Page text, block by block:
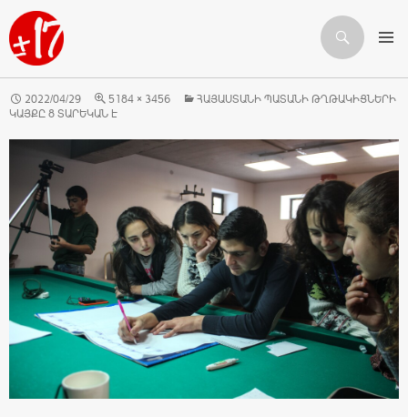
Որոնում
ԱՆՑՆԵԼ ԲՈՎԱՆԴԱԿՈՒԹՅԱՆԸ
2022/04/29 5184 × 3456
ՀԱՅԱՍՏԱՆԻ ՊԱՏԱՆԻ ԹՂԹԱԿԻՑՆԵՐԻ
ԿԱՅՔԸ 8 ՏԱՐԵԿԱՆ Է